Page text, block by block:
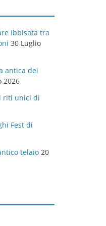
Ibbisota tra
30 Luglio
antica dei
2026
riti unici di
Fest di
telaio 20